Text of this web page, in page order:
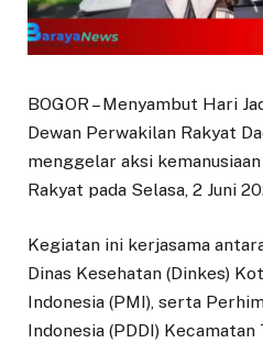
​BOGOR – Menyambut Hari
Dewan Perwakilan Rakyat
menggelar aksi
Rakyat pada Selasa, 2 Juni
Kegiatan ini kerjasama
Dinas Kesehatan (Dinkes)
Indonesia (PMI), serta
Indonesia (PDDI) Kecamatan